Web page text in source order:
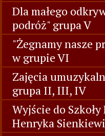
Dla małego
podróż" grupa V
"Żegnamy nasze
w grupie VI
Zajęcia
grupa II, III, IV
Wyjście do
Henryka